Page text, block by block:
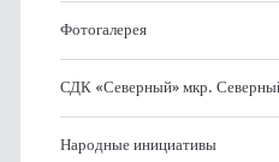
Фотогалерея
СДК «Северный» мкр.
Народные инициативы